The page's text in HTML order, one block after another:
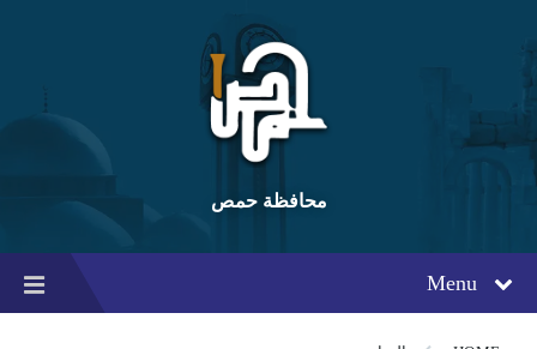
content
main
navigation
footer
محافظة حمص
Menu